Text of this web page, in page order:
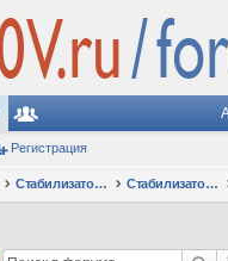
ол
ьз
ат
Регистрация
Стабилизаторы напряжения Стабилизаторы Oberon: вопросы по моделям